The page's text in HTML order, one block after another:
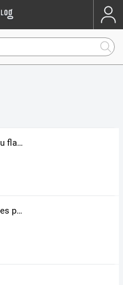
A la recherche du flan perdu
BM dresses, robes pour événements